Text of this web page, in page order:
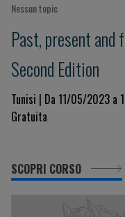
Nessun topic
Past, present
Second Edition
Tunisi | Da 11/05/2023 a
Gratuita
SCOPRI CORSO